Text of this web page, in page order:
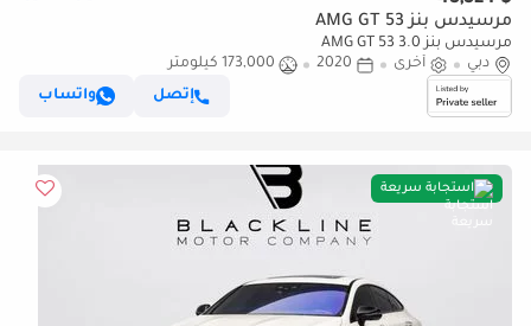
مرسيدس بنز AMG GT 53
مرسيدس بنز AMG GT 53 3.0
دبي
أخرى 2020
173,000 كيلومتر
إتصل
واتساب
استجابة سريعة